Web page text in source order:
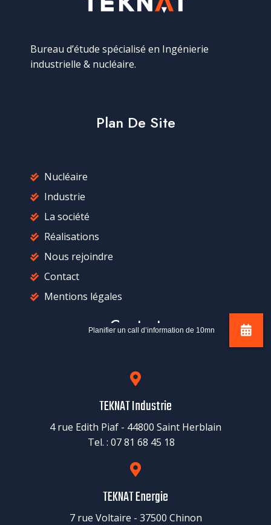
Bureau d’étude spécialisé en Ingénierie
industrielle & nucléaire.
Plan De Site
Nucléaire
Industrie
La société
Réalisations
Nous rejoindre
Contact
Mentions légales
Contact
TEKNAT Industrie
4 rue Edith Piaf - 44800 Saint Herblain
Tel. : 07 81 68 45 18
TEKNAT Energie
7 rue Voltaire - 37500 Chinon